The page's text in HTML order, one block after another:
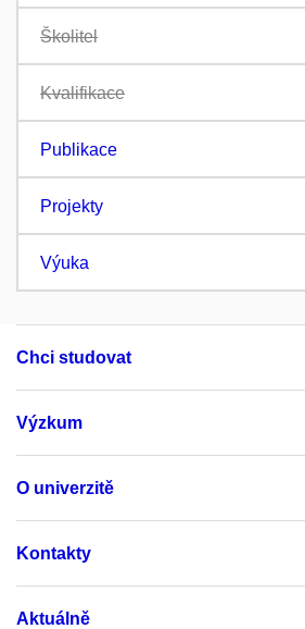
Školitel
Kvalifikace
Publikace
Projekty
Výuka
Chci studovat
Výzkum
O univerzitě
Kontakty
Aktuálně